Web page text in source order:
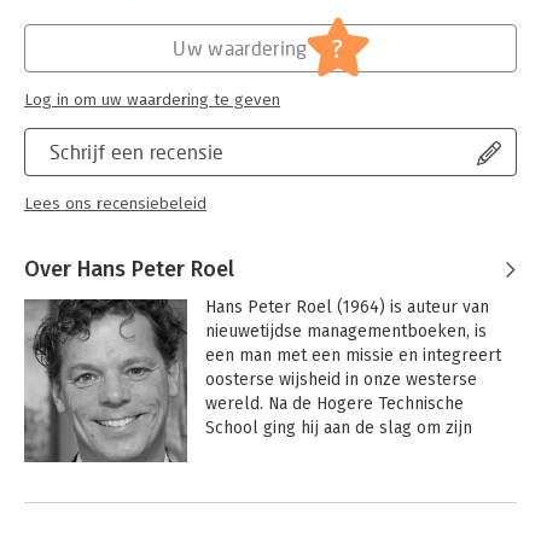
Schrijf een recensie
Lees ons recensiebeleid
Uw waardering ?
Log in om uw waardering te geven
Over Hans Peter Roel
Hans Peter Roel (1964) is auteur van
nieuwetijdse managementboeken, is
een man met een missie en integreert
oosterse wijsheid in onze westerse
wereld. Na de Hogere Technische
School ging hij aan de slag om zijn
marketing- en managementfuncties bij
Andere boeken door Hans Peter